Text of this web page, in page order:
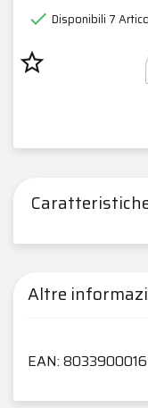
 Disponibili 7
star_border
Altre
EAN: